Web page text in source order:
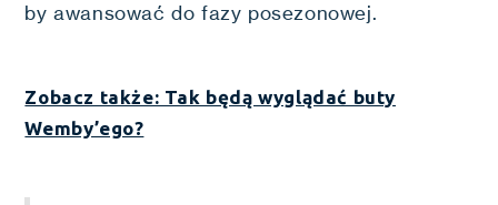
by awansować do fazy posezonowej.
Zobacz także: Tak będą wyglądać buty
Wemby’ego?